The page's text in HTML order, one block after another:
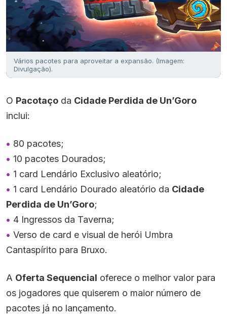
Vários pacotes para aproveitar a expansão. (Imagem:
Divulgação).
O Pacotaço da Cidade Perdida de Un’Goro
inclui:
80 pacotes;
10 pacotes Dourados;
1 card Lendário Exclusivo aleatório;
1 card Lendário Dourado aleatório da Cidade
Perdida de Un’Goro;
4 Ingressos da Taverna;
Verso de card e visual de herói Umbra
Cantaspírito para Bruxo.
A Oferta Sequencial oferece o melhor valor para
os jogadores que quiserem o maior número de
pacotes já no lançamento.